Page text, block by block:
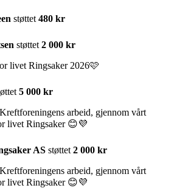
støttet 480 kr
støttet 2 000 kr
livet Ringsaker 2026🩷
5 000 kr
arbeid, gjennom vårt
livet Ringsaker 😊💜
AS støttet 2 000 kr
arbeid, gjennom vårt
livet Ringsaker 😊💜